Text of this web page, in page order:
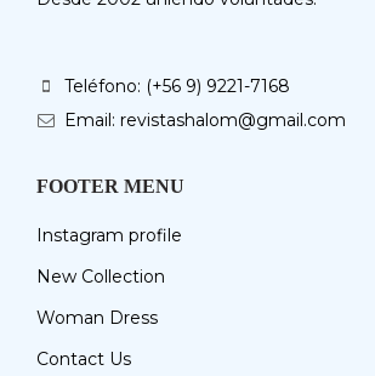
Teléfono: (+56 9) 9221-7168
Email: revistashalom@gmail.com
FOOTER MENU
Instagram profile
New Collection
Woman Dress
Contact Us